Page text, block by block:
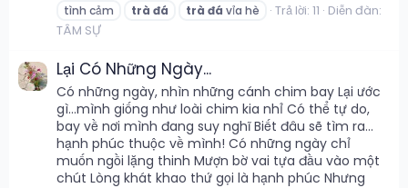
tình cảm
trà đá trà đá vỉa hè Trả lời: 11 Diễn đàn:
TÂM SỰ
Lại Có Những Ngày...
Có những ngày, nhìn những cánh chim bay Lại ước
gì…mình giống như loài chim kia nhỉ Có thể tự do,
bay về nơi mình đang suy nghĩ Biết đâu sẽ tìm ra…
hạnh phúc thuộc về mình! Có những ngày chỉ
muốn ngồi lặng thinh Mượn bờ vai tựa đầu vào một
chút Lòng khát khao thứ gọi là hạnh phúc Nhưng